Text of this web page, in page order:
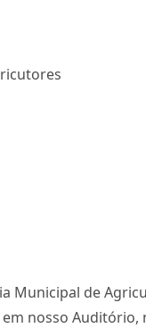
Municipal de
nosso Auditório,